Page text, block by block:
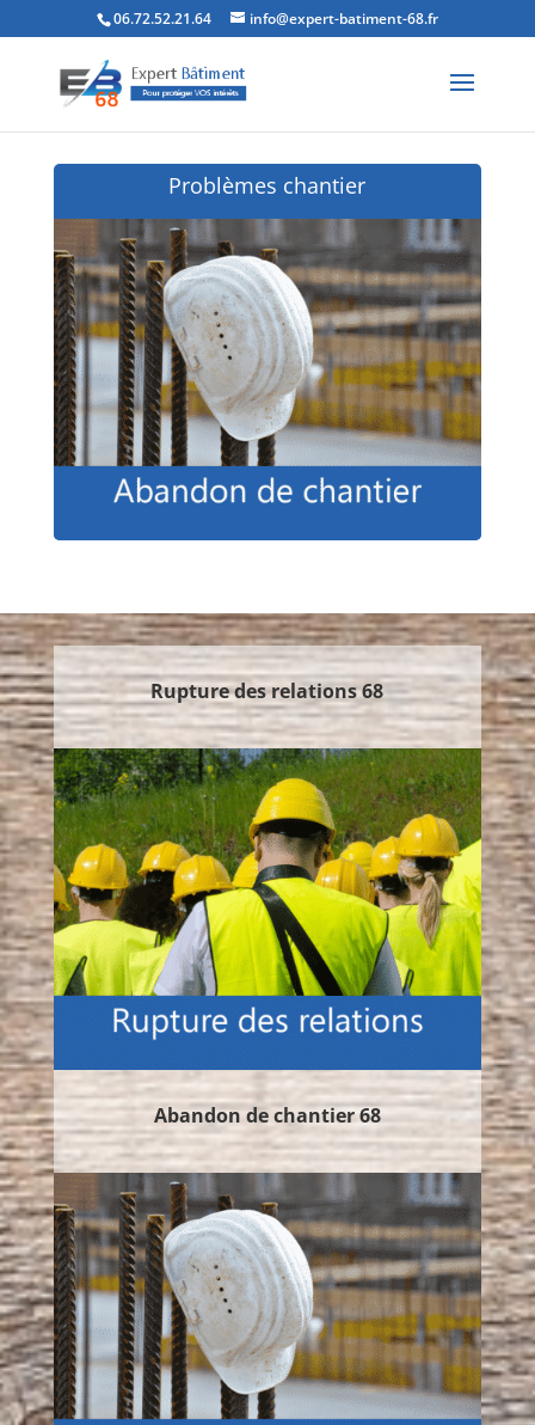
06.72.52.21.64 info@expert-batiment-68.fr
Problèmes chantier
Rupture des relations 68
Abandon de chantier 68